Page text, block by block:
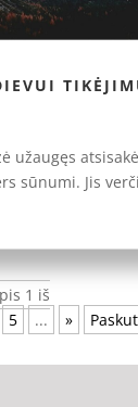
užaugęs
sūnumi. Jis
1 iš
5 ... »